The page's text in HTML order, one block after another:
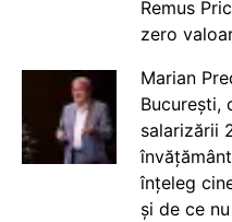
Remus
zero
Marian
București,
salarizării
înțeleg
și de ce